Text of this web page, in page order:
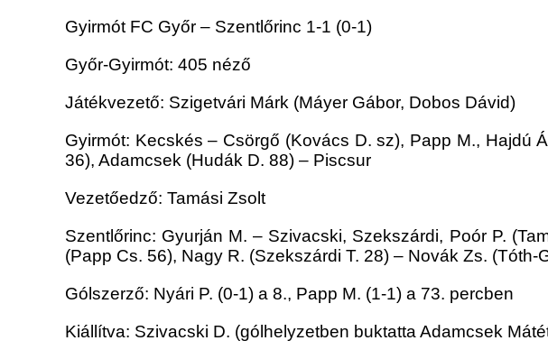
Gyirmót FC Győr – Szentlőrinc 1-1 (0-1)
Győr-Gyirmót: 405 néző
Játékvezető: Szigetvári Márk (Máyer Gábor, Dobos Dávid)
Gyirmót: Kecskés – Csörgő (Kovács D. sz), Papp M., Hajdú
36), Adamcsek (Hudák D. 88) – Piscsur
Vezetőedző: Tamási Zsolt
Szentlőrinc: Gyurján M. – Szivacski, Szekszárdi, Poór P.
(Papp Cs. 56), Nagy R. (Szekszárdi T. 28) – Novák Zs. (Tóth-
Gólszerző: Nyári P. (0-1) a 8., Papp M. (1-1) a 73. percben
Kiállítva: Szivacski D. (gólhelyzetben buktatta Adamcsek